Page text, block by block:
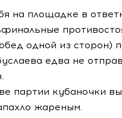
на площадке в
одной из сторон)
едва не
партии кубаночки
жареным.